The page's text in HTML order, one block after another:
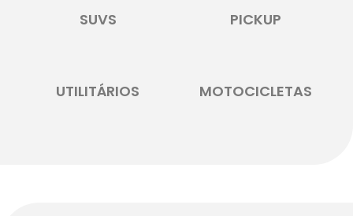
SUVS PICKUP
UTILITÁRIOS MOTOCICLETAS